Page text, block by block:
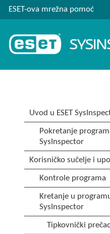
ESET-ova mrežna pomoć